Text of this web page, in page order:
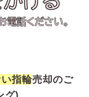
指輪売却のご